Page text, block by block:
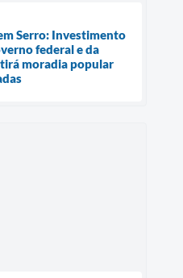
Serro: Investimento
federal e da
moradia popular